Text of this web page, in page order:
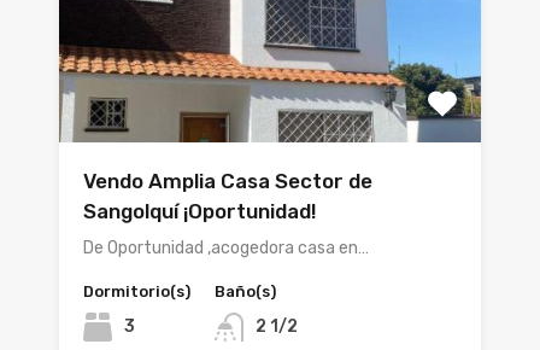
Vendo Amplia Casa Sector de
Sangolquí ¡Oportunidad!
De Oportunidad ,acogedora casa en…
Dormitorio(s)
3
Baño(s)
2 1/2